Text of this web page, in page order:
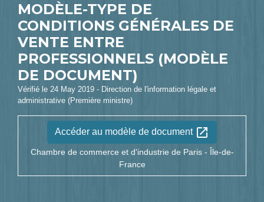
MODÈLE-TYPE DE
CONDITIONS GÉNÉRALES DE
VENTE ENTRE
PROFESSIONNELS (MODÈLE
DE DOCUMENT)
Vérifié le 24 May 2019 - Direction de l'information légale et
administrative (Première ministre)
Accéder au modèle de document open_in_new
Chambre de commerce et d'industrie de Paris - Île-de-
France